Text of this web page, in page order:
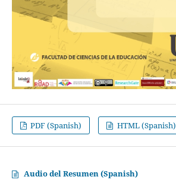
PDF (Spanish) HTML (Spanish)
Audio del Resumen (Spanish)